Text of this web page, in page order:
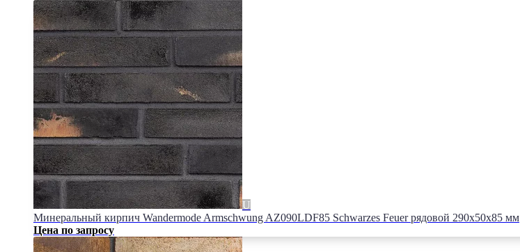
Минеральный кирпич Wandermode Armschwung AZ090LDF85 Schwarzes Feuer рядовой 290x50x85 мм
Цена по запросу